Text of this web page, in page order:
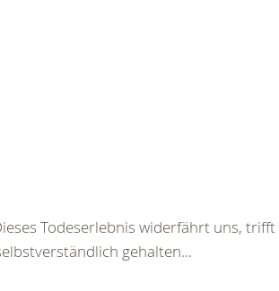
Todeserlebnis widerfährt uns, trifft
gehalten...